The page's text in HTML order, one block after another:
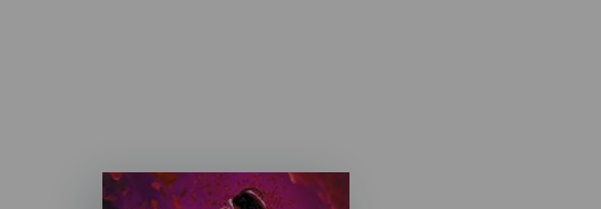
Imagen
Listado